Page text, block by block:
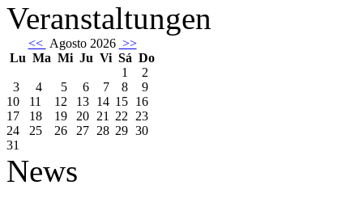
Veranstaltungen
<< Agosto 2026 >>
Lu Ma Mi Ju Vi Sá Do
1
2
3
4 5 6 7 8
9
10
11 12 13 14 15 16
17
18 19 20 21 22 23
24
25 26 27 28 29 30
31
News